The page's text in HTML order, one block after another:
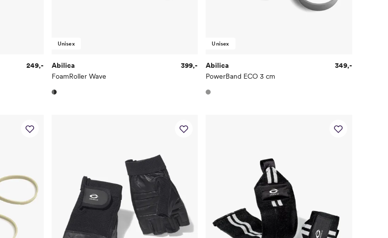
249,-
Unisex
Abilica
FoamRoller Wave
399,-
Unisex
Abilica
PowerBand ECO 3 cm
349,-